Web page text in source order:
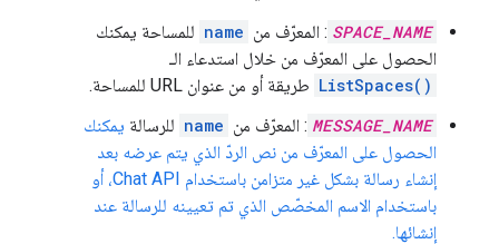
SPACE_NAME : المعرّف من name للمساحة يمكنك
الحصول على المعرّف من خلال استدعاء الـ
ListSpaces() طريقة أو من عنوان URL للمساحة.
MESSAGE_NAME : المعرّف من name للرسالة يمكنك
الحصول على المعرّف من نص الردّ الذي يتم عرضه بعد
إنشاء رسالة بشكل غير متزامن باستخدام Chat API، أو
باستخدام الاسم المخصّص الذي تم تعيينه للرسالة عند
إنشائها.